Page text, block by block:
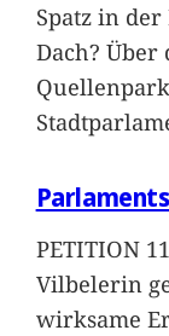
Spatz in
Dach? Über
PETITION
Vilbelerin
wirksame